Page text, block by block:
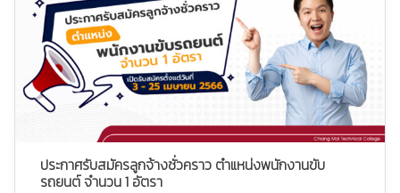
ประกาศรับสมัครลูกจ้างชั่วคราว ตำแหน่งพนักงานขับ
รถยนต์ จำนวน 1 อัตรา